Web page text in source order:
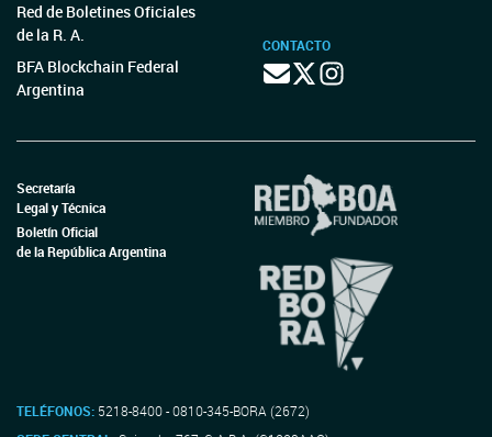
Red de Boletines Oficiales
de la R. A.
BFA Blockchain Federal
Argentina
CONTACTO
Secretaría
Legal y Técnica
Boletín Oficial
de la República Argentina
TELÉFONOS: 5218-8400 - 0810-345-BORA (2672)